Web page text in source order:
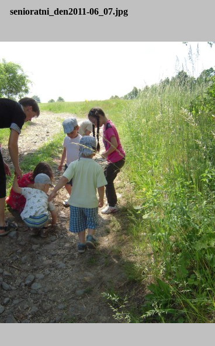
senioratni_den2011-06_07.jpg